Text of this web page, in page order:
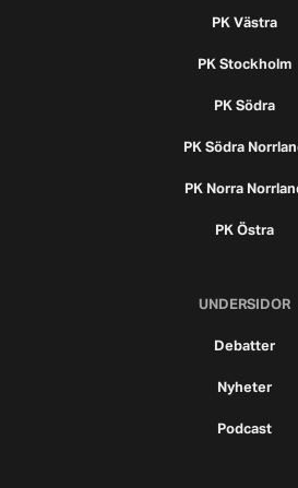
PK Västra
PK Stockholm
PK Södra
PK Södra
PK Norra
PK Östra
UNDERSIDOR
Debatter
Nyheter
Podcast